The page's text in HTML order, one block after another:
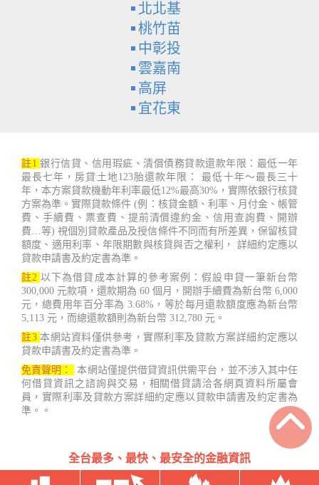
北北基
桃竹苗
中彰投
雲嘉南
高屏
宜花東
註1 銀行信貸、信用瑕疵、清償債務貸款還款年限：最低一年
最長七年，房貸土地123胎還款年限： 最低十年～最長三十
年，本方案貸款機動年利率最低12%最高30%，實際依銀行核貸
方案為準。實際貸款條件 (例：核貸金額、利率、月付金、帳管
費、手續費、票查費、提前清償違約金、信用查詢費、開辦
費…等) 視個別貸款產品及授信條件不同而有所差異，保留核貸
額度、適用利率、年限期數與核貸與否之權利， 詳細約定應以
貸款申請書及約定書為準。
註2 以下為借貸成本計算的參考案例：假設申貸一筆新台幣
300,000 元款項，還款期為 60 個月，開辦手續費為新台幣 6,000
元，總費用年百分率為 3.68%，等於每月還款額度應為新台幣
5,113 元，而總還款額則為新台幣 312,780 元。
註3 本網站資料僅供參考，實際利率及貸款方案詳細約定應以
貸款申請書及約定書為準。
免責聲明：
本網站僅提供借貸資訊供需平台，並不涉入其中任
何借貸資訊之諮詢與交易，相關借貸請洽各網頁資料所屬會
員，實際利率及貸款方案詳細約定應以貸款申請書及約定書為
準。。
全台最多、最快、最安全的金融資訊
台灣借款.net Copyright ©2022 - 2023 鑫睿開發有限公司 407台